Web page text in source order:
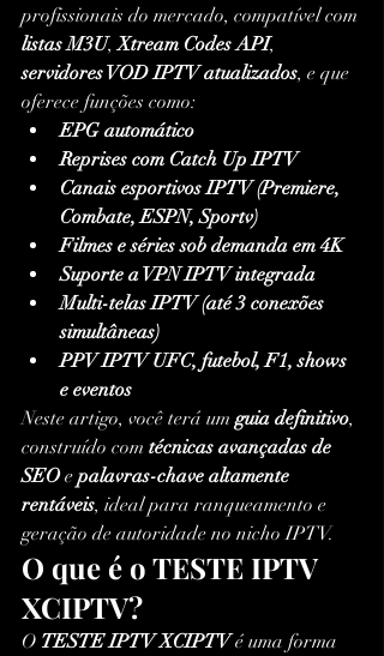
profissionais do mercado, compatível com
listas M3U, Xtream Codes API,
servidores VOD IPTV atualizados, e que
oferece funções como:
EPG automático
Reprises com Catch Up IPTV
Canais esportivos IPTV (Premiere,
Combate, ESPN, Sportv)
Filmes e séries sob demanda em 4K
Suporte a VPN IPTV integrada
Multi-telas IPTV (até 3 conexões
simultâneas)
PPV IPTV UFC, futebol, F1, shows
e eventos
Neste artigo, você terá um guia definitivo,
construído com técnicas avançadas de
SEO e palavras-chave altamente
rentáveis, ideal para ranqueamento e
geração de autoridade no nicho IPTV.
O que é o TESTE IPTV
XCIPTV?
O TESTE IPTV XCIPTV é uma forma